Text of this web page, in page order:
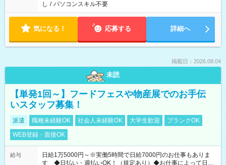
し / パソコンスキル不要
気になる！ 応募する 詳細へ
掲載日：2026.08.04
未読
【単発1回～】フードフェスや物産展でのお手伝
いスタッフ募集！
派遣 職種未経験OK 社会人未経験OK 大学生歓迎
ブランクOK
WEB登録・面接OK
給与
日給1万5000円～※実働5時間で日給7000円のお仕事もありま
す ◆日払い・週払いOK！（規定あり）◆お仕事によって日給